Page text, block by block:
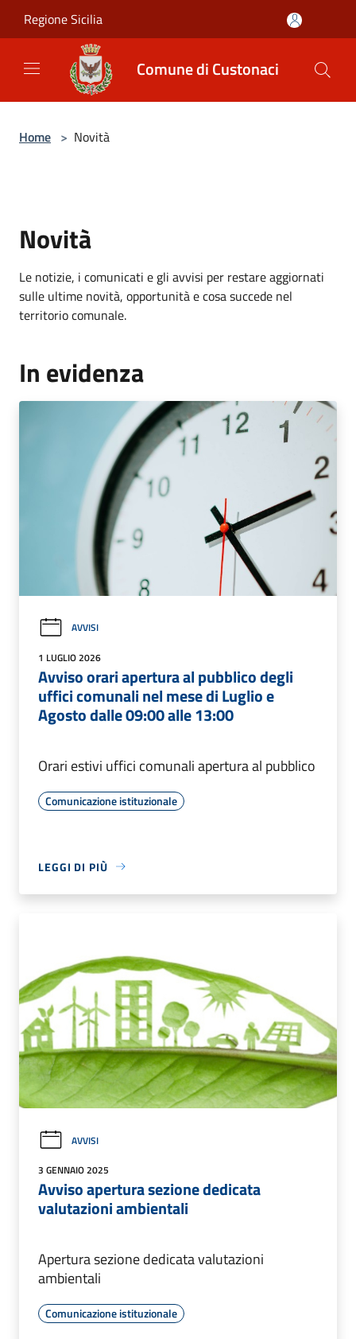
Regione Sicilia
Comune di Custonaci
Home > Novità
Novità
Le notizie, i comunicati e gli avvisi per restare aggiornati
sulle ultime novità, opportunità e cosa succede nel
territorio comunale.
In evidenza
AVVISI
1 LUGLIO 2026
Avviso orari apertura al pubblico degli
uffici comunali nel mese di Luglio e
Agosto dalle 09:00 alle 13:00
Orari estivi uffici comunali apertura al pubblico
Comunicazione istituzionale
LEGGI DI PIÙ
AVVISI
3 GENNAIO 2025
Avviso apertura sezione dedicata
valutazioni ambientali
Apertura sezione dedicata valutazioni
ambientali
Comunicazione istituzionale